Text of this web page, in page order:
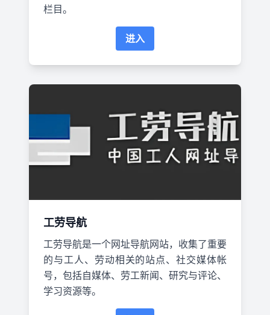
栏目。
进入
工劳导航
工劳导航是一个网址导航网站，收集了重要
的与工人、劳动相关的站点、社交媒体帐
号，包括自媒体、劳工新闻、研究与评论、
学习资源等。